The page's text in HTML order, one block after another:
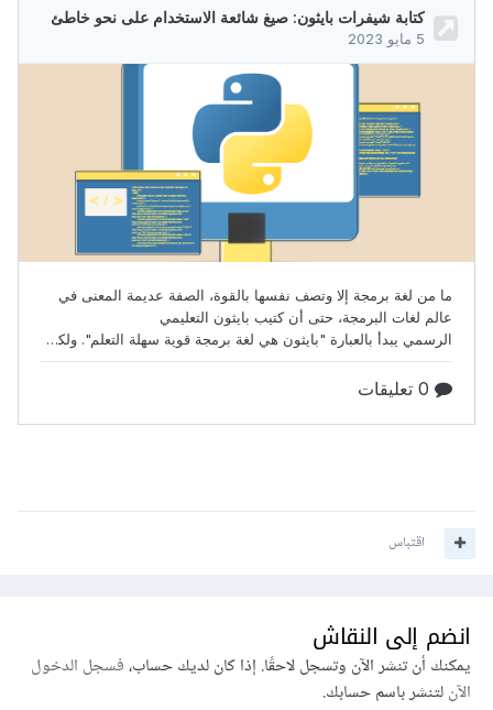
اقتباس
انضم إلى النقاش
يمكنك أن تنشر الآن وتسجل لاحقًا. إذا كان لديك حساب،فسجل الدخول
الآنلتنشر باسم حسابك.